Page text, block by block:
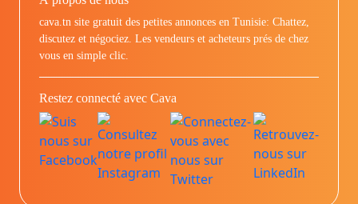
cava.tn site gratuit des petites annonces en Tunisie: Chattez,
discutez et négociez. Les vendeurs et acheteurs prés de chez
vous en simple clic.
Restez connecté avec Cava